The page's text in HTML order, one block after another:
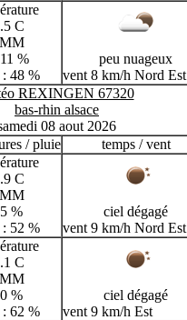
C
%
48 %
peu nuageux
vent 8 km/h Nord Est
REXINGEN 67320
bas-rhin alsace
08 aout 2026
/ pluie temps / vent
C
%
52 %
ciel dégagé
vent 9 km/h Nord Est
C
%
62 %
ciel dégagé
vent 9 km/h Est